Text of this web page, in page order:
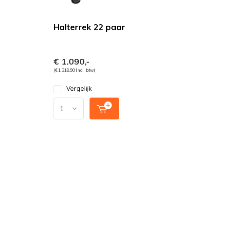
Halterrek 22 paar
€ 1.090,-
(€ 1.318,90 Incl. btw)
Vergelijk